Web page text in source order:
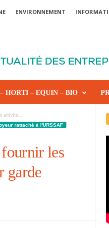
ENVIRONNEMENT
HORTI – EQUIN – BIO
activité...
rattaché à l'URSSAF
les
garde